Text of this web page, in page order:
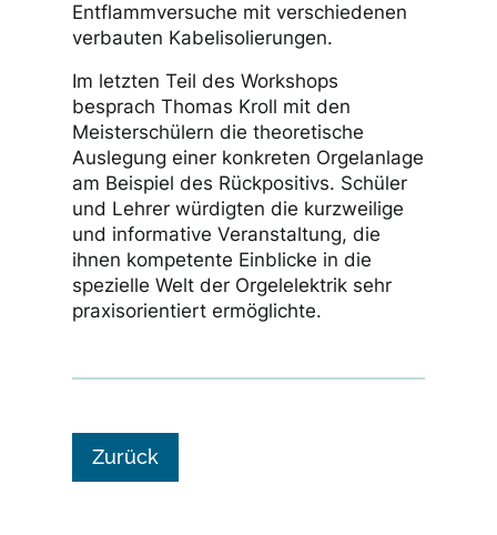
Entflammversuche mit verschiedenen
verbauten Kabelisolierungen.
Im letzten Teil des Workshops
besprach Thomas Kroll mit den
Meisterschülern die theoretische
Auslegung einer konkreten Orgelanlage
am Beispiel des Rückpositivs. Schüler
und Lehrer würdigten die kurzweilige
und informative Veranstaltung, die
ihnen kompetente Einblicke in die
spezielle Welt der Orgelelektrik sehr
praxisorientiert ermöglichte.
Zurück